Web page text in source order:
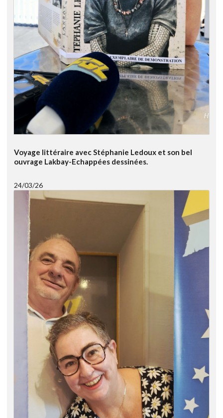
Voyage littéraire avec Stéphanie Ledoux et son bel
ouvrage Lakbay-Echappées dessinées.
24/03/26